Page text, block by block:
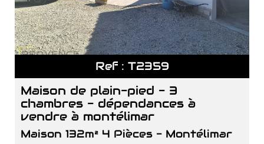
Ref : T2359
maison de plain-pied - 3
chambres - dépendances à
vendre à montélimar
Maison 132m² 4 Pièces - Montélimar